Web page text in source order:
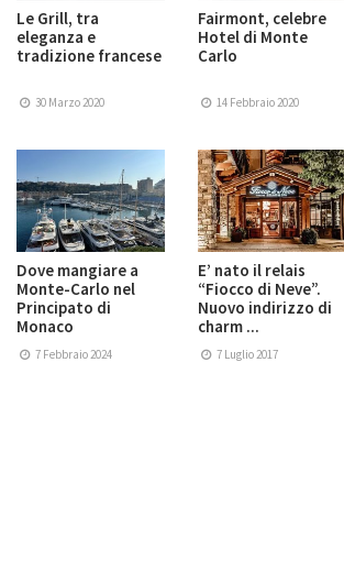
Le Grill, tra
eleganza e
tradizione francese
30 Marzo 2020
Fairmont, celebre
Hotel di Monte
Carlo
14 Febbraio 2020
Dove mangiare a
Monte-Carlo nel
Principato di
Monaco
7 Febbraio 2024
E’ nato il relais
“Fiocco di Neve”.
Nuovo indirizzo di
charm ...
7 Luglio 2017